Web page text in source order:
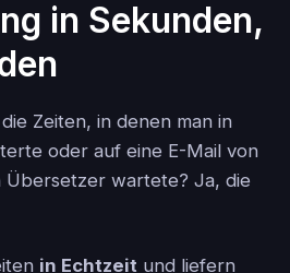
in Sekunden,
Zeiten, in denen man in
oder auf eine E-Mail von
Übersetzer wartete? Ja, die
in Echtzeit und liefern